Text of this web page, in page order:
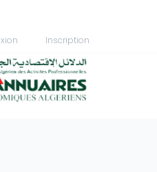
Inscription